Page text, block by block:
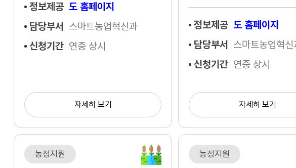
정보제공 도 홈페이지
담당부서 스마트농업혁신과
신청기간 연중 상시
자세히 보기
정보제공 도 홈페이지
담당부서 스마트농업혁신
신청기간 연중 상시
자세히 보기
농정지원 농정지원